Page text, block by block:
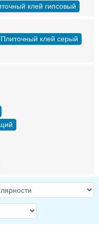
клей гипсовый
Плиточный клей серый